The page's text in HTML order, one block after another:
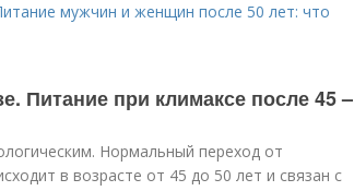
мужчин и женщин после 50 лет: что
Питание при климаксе после 45 –
Нормальный переход от
в возрасте от 45 до 50 лет и связан с